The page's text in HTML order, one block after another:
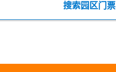
搜索园区门票